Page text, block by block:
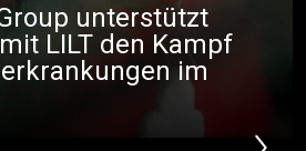
unterstützt
LILT den Kampf
im